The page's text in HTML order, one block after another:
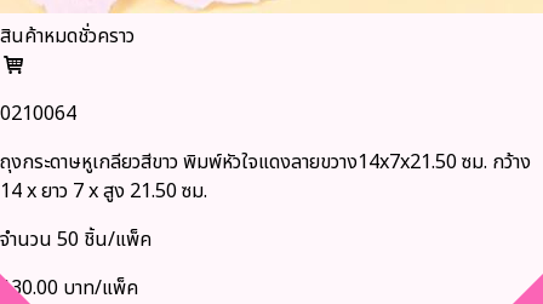
สินค้าหมดชั่วคราว
0210064
ถุงกระดาษหูเกลียวสีขาว พิมพ์หัวใจแดงลายขวาง14x7x21.50 ซม. กว้าง
14 x ยาว 7 x สูง 21.50 ซม.
จำนวน 50 ชิ้น/แพ็ค
130.00 บาท/แพ็ค